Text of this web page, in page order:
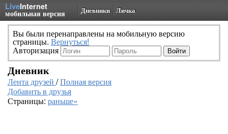
LiveInternet
мобильная версия Дневники Личка
Вы были перенаправлены на мобильную версию
страницы. Вернуться!
Авторизация
Дневник
Лента друзей /Полная версия
Добавить в друзья
Страницы: раньше»